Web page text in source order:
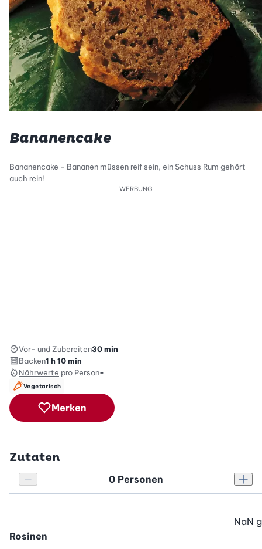
Bananencake
Bananencake - Bananen müssen reif sein, ein Schuss Rum gehört
auch rein!
WERBUNG
Vor- und Zubereiten30 min
Backen1 h 10 min
Nährwerte pro Person-
Vegetarisch
Merken
Zutaten
Personenanzahl verringern
Personenanzahl
Rosinen
NaN g